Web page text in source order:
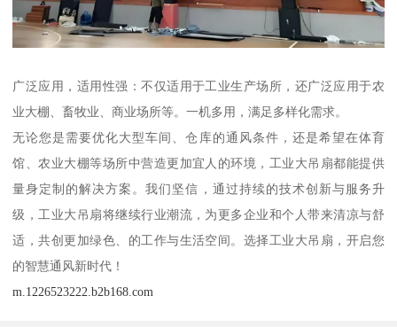
广泛应用，适用性强：不仅适用于工业生产场所，还广泛应用于农
业大棚、畜牧业、商业场所等。一机多用，满足多样化需求。
无论您是需要优化大型车间、仓库的通风条件，还是希望在体育
馆、农业大棚等场所中营造更加宜人的环境，工业大吊扇都能提供
量身定制的解决方案。我们坚信，通过持续的技术创新与服务升
级，工业大吊扇将继续行业潮流，为更多企业和个人带来清凉与舒
适，共创更加绿色、的工作与生活空间。选择工业大吊扇，开启您
的智慧通风新时代！
m.1226523222.b2b168.com